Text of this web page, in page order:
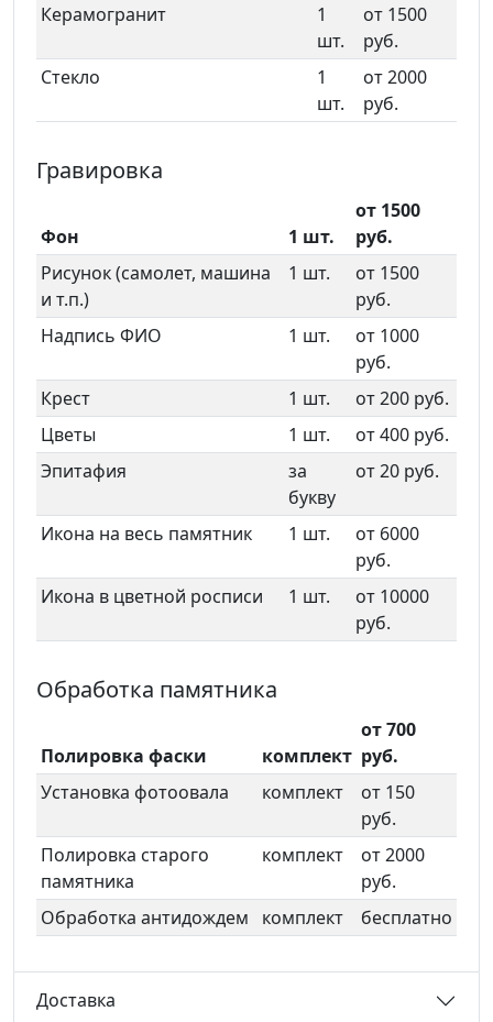
Керамогранит
1
шт.
от 1500
руб.
Стекло
1
шт.
от 2000
руб.
Гравировка
Фон 1 шт.
от 1500
руб.
Рисунок (самолет, машина
и т.п.)
1 шт.
от 1500
руб.
Надпись ФИО
1 шт.
от 1000
руб.
Крест
1 шт.
от 200 руб.
Цветы
1 шт.
от 400 руб.
Эпитафия
за
букву
от 20 руб.
Икона на весь памятник 1 шт.
от 6000
руб.
Икона в цветной росписи
1 шт.
от 10000
руб.
Обработка памятника
Полировка фаски комплект
от 700
руб.
Установка фотоовала
комплект
от 150
руб.
Полировка старого
памятника
комплект
от 2000
руб.
Обработка антидождем
комплект бесплатно
Доставка